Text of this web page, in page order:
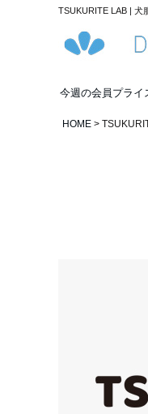
TSUKURITE LAB | 犬
今週の会員プライ
HOME